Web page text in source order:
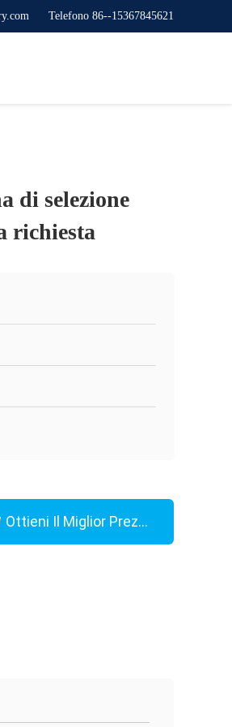
Telefono 86--15367845621
di selezione
richiesta
Ottieni Il Miglior Prezzo